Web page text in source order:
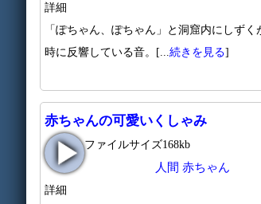
詳細
「ぽちゃん、ぽちゃん」と洞窟内にしずく
時に反響している音。[... 続きを見る]
赤ちゃんの可愛いくしゃみ
ファイルサイズ168kb
人間 赤ちゃん
詳細